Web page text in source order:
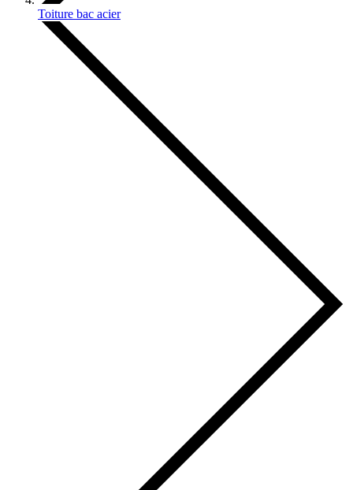
Toiture bac acier